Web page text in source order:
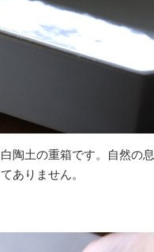
陶土の重箱です。自然の息
ありません。